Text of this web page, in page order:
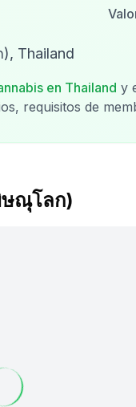
Thailand
en Thailand y
requisitos de
ษณุโลก)